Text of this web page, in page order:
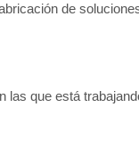
de
que está